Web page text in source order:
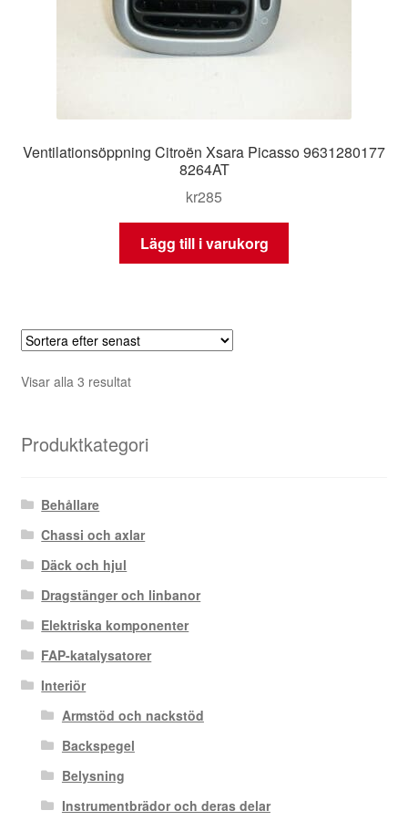
Ventilationsöppning Citroën Xsara Picasso 9631280177
8264AT
kr285
Lägg till i varukorg
Visar alla 3 resultatSortera
Produktkategori
Behållare
Chassi och axlar
Däck och hjul
Dragstänger och linbanor
Elektriska komponenter
FAP-katalysatorer
Interiör
Armstöd och nackstöd
Backspegel
Belysning
Instrumentbrädor och deras delar